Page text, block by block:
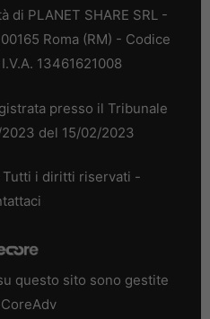
di PLANET SHARE SRL -
Roma (RM) - Codice
13461621008
presso il Tribunale
del 15/02/2023
i diritti riservati -
questo sito sono gestite